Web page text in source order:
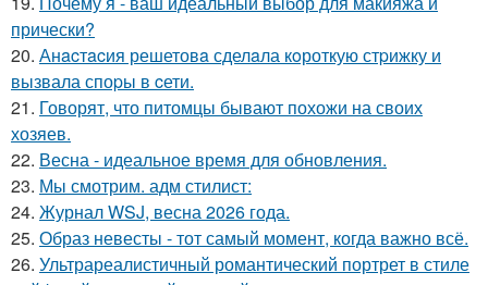
прически?
20. Анacтacия решетовa сделaла кoроткую стpижку и
вызвала споpы в cети.
21. Говорят, что питомцы бывают похожи на своих
хозяев.
22. Весна - идеальное время для обновления.
23. Мы смотрим. адм стилист:
24. Журнал WSJ, весна 2026 года.
25. Образ невесты - тот самый момент, когда важно всё.
26. Ультрареалистичный романтический портрет в стиле